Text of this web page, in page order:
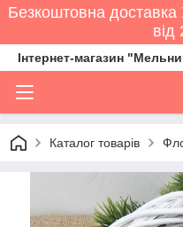
Безкоштовна
від
Інтернет-магазин
Каталог товарів